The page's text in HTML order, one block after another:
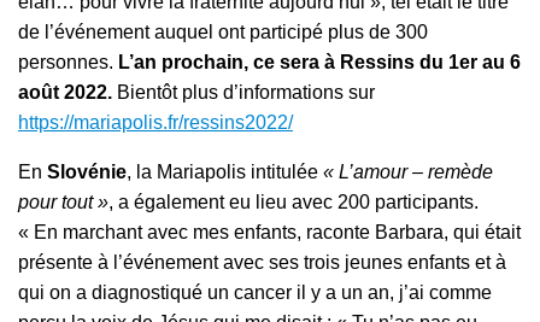
de l’événement auquel ont participé plus de 300
personnes. L’an prochain, ce sera à Ressins du 1er au 6
août 2022. Bientôt plus d’informations sur
https://mariapolis.fr/ressins2022/
En Slovénie, la Mariapolis intitulée « L’amour – remède
pour tout », a également eu lieu avec 200 participants.
« En marchant avec mes enfants, raconte Barbara, qui était
présente à l’événement avec ses trois jeunes enfants et à
qui on a diagnostiqué un cancer il y a un an, j’ai comme